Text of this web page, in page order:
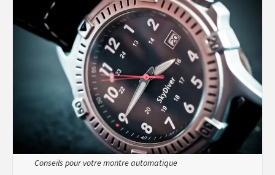
Conseils pour votre montre automatique